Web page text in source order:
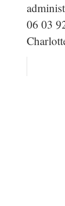
06 03